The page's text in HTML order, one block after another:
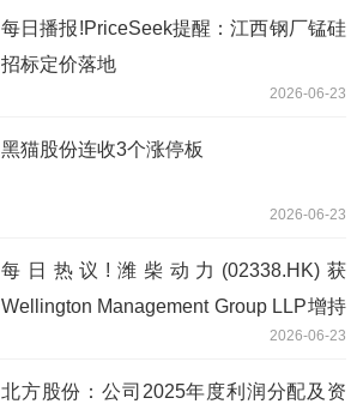
每日播报!PriceSeek提醒：江西钢厂锰硅
招标定价落地
2026-06-23
黑猫股份连收3个涨停板
2026-06-23
每日热议!潍柴动力(02338.HK)获
Wellington Management Group LLP增持
2026-06-23
北方股份：公司2025年度利润分配及资